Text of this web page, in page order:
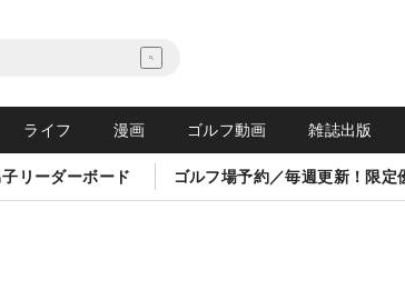
ライフ 漫画 ゴルフ動画 雑誌出版
リーダーボード ゴルフ場予約／毎週更新！限定